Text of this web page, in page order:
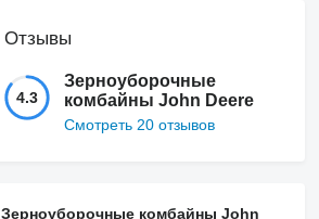
Отзывы
4.3
Зерноуборочные
комбайны John Deere
Смотреть 20 отзывов
Зерноуборочные комбайны John